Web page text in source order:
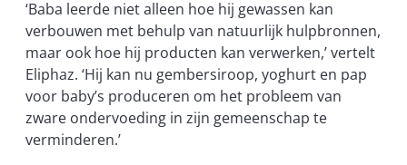
‘Baba leerde niet alleen hoe hij gewassen kan
verbouwen met behulp van natuurlijk hulpbronnen,
maar ook hoe hij producten kan verwerken,’ vertelt
Eliphaz. ‘Hij kan nu gembersiroop, yoghurt en pap
voor baby’s produceren om het probleem van
zware ondervoeding in zijn gemeenschap te
verminderen.’